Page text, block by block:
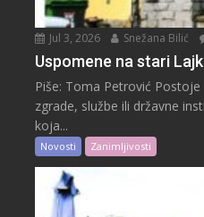
Jul 3, 2026 Snežana Bilić
Uspomene na stari
Piše: Toma Petrović
zgrade, službe ili državne
koja...
Novosti Zanimljivosti